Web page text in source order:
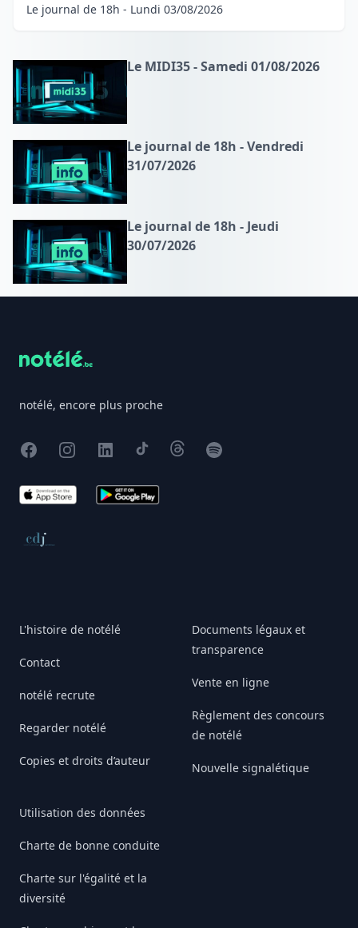
Le journal de 18h - Lundi 03/08/2026
Le MIDI35 - Samedi 01/08/2026
Le journal de 18h - Vendredi
31/07/2026
Le journal de 18h - Jeudi
30/07/2026
notélé, encore plus proche
FacebookInstagram
X TikTokThreadsSpotify
App Store Google Play
Conseil de déontologie journalistique
L'histoire de notélé
Contact
notélé recrute
Regarder notélé
Copies et droits d’auteur
Utilisation des données
Charte de bonne conduite
Charte sur l'égalité et la
diversité
Documents légaux et
transparence
Vente en ligne
Règlement des concours
de notélé
Nouvelle signalétique